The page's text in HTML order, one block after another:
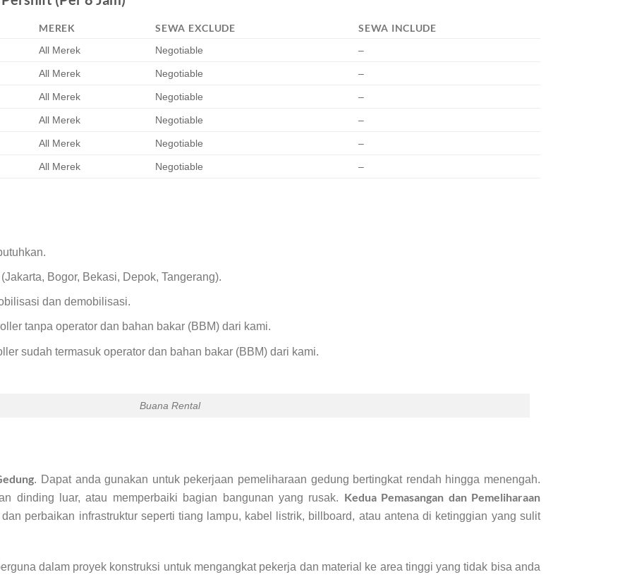
MEREK SEWA EXCLUDE SEWA INCLUDE
All Merek Negotiable –
All Merek Negotiable –
All Merek Negotiable –
All Merek Negotiable –
All Merek Negotiable –
All Merek Negotiable –
Bogor, Bekasi, Depok, Tangerang).
dan demobilisasi.
tanpa operator dan bahan bakar (BBM) dari kami.
sudah termasuk operator dan bahan bakar (BBM) dari kami.
Buana Rental
. Dapat anda gunakan untuk pekerjaan pemeliharaan gedung bertingkat rendah hingga menengah.
dinding luar, atau memperbaiki bagian bangunan yang rusak. Kedua Pemasangan dan Pemeliharaan
perbaikan infrastruktur seperti tiang lampu, kabel listrik, billboard, atau antena di ketinggian yang sulit
dalam proyek konstruksi untuk mengangkat pekerja dan material ke area tinggi yang tidak bisa anda